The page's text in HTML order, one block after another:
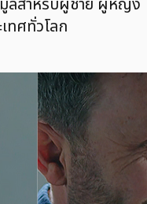
ทศทั่วโลก